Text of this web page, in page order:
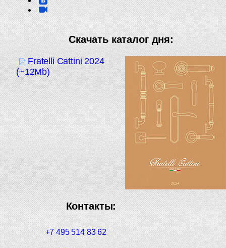
Скачать каталог дня:
Fratelli Cattini 2024
(~12Mb)
Контакты:
+7 495 514 83 62